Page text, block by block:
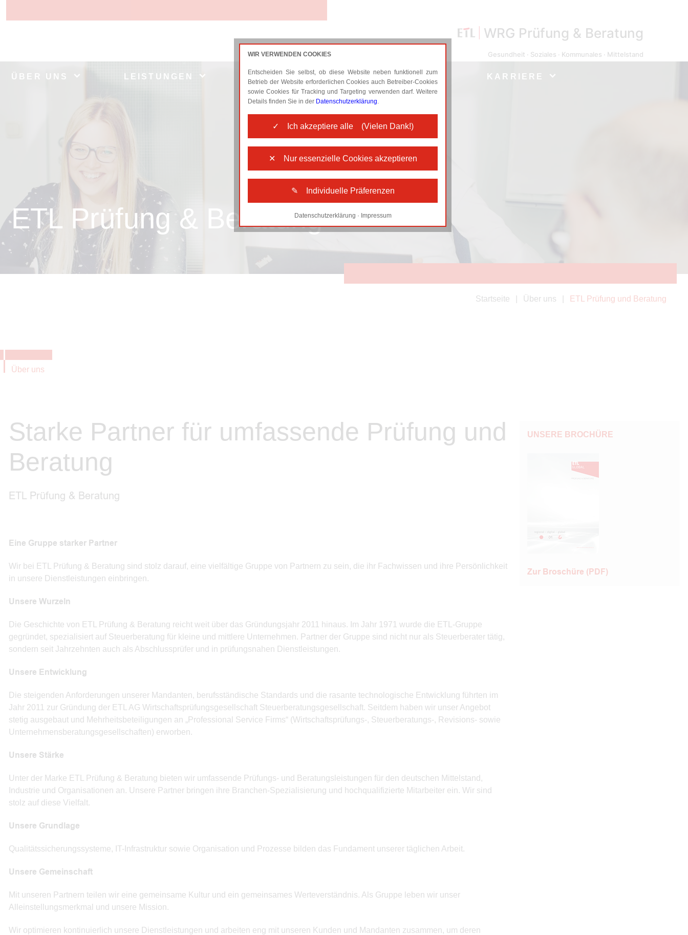
WRG Prüfung & Beratung
Gesundheit · Soziales · Kommunales · Mittelstand
ÜBER UNS LEISTUNGEN BRANCHEN AKTUELLES KARRIERE
ETL Prüfung & Beratung
Startseite Über uns ETL Prüfung und Beratung
Über uns
Starke Partner für umfassende Prüfung und
Beratung
ETL Prüfung & Beratung
Eine Gruppe starker Partner
Wir bei ETL Prüfung & Beratung sind stolz darauf, eine vielfältige Gruppe von Partnern zu sein, die ihr Fachwissen und ihre Persönlichkeit
in unsere Dienstleistungen einbringen.
Unsere Wurzeln
Die Geschichte von ETL Prüfung & Beratung reicht weit über das Gründungsjahr 2011 hinaus. Im Jahr 1971 wurde die ETL-Gruppe
gegründet, spezialisiert auf Steuerberatung für kleine und mittlere Unternehmen. Partner der Gruppe sind nicht nur als Steuerberater tätig,
sondern seit Jahrzehnten auch als Abschlussprüfer und in prüfungsnahen Dienstleistungen.
Unsere Entwicklung
Die steigenden Anforderungen unserer Mandanten, berufsständische Standards und die rasante technologische Entwicklung führten im
Jahr 2011 zur Gründung der ETL AG Wirtschaftsprüfungsgesellschaft Steuerberatungsgesellschaft. Seitdem haben wir unser Angebot
stetig ausgebaut und Mehrheitsbeteiligungen an „Professional Service Firms“ (Wirtschaftsprüfungs-, Steuerberatungs-, Revisions- sowie
Unternehmensberatungsgesellschaften) erworben.
Unsere Stärke
Unter der Marke ETL Prüfung & Beratung bieten wir umfassende Prüfungs- und Beratungsleistungen für den deutschen Mittelstand,
Industrie und Organisationen an. Unsere Partner bringen ihre Branchen-Spezialisierung und hochqualifizierte Mitarbeiter ein. Wir sind
stolz auf diese Vielfalt.
Unsere Grundlage
Qualitätssicherungssysteme, IT-Infrastruktur sowie Organisation und Prozesse bilden das Fundament unserer täglichen Arbeit.
Unsere Gemeinschaft
Mit unseren Partnern teilen wir eine gemeinsame Kultur und ein gemeinsames Werteverständnis. Als Gruppe leben wir unser
Alleinstellungsmerkmal und unsere Mission.
Wir optimieren kontinuierlich unsere Dienstleistungen und arbeiten eng mit unseren Kunden und Mandanten zusammen, um deren
UNSERE BROCHÜRE
Zur Broschüre (PDF)
WIR VERWENDEN COOKIES
Entscheiden Sie selbst, ob diese Website neben funktionell zum
Betrieb der Website erforderlichen Cookies auch Betreiber-Cookies
sowie Cookies für Tracking und Targeting verwenden darf. Weitere
Details finden Sie in der Datenschutzerklärung.
✓ Ich akzeptiere alle (Vielen Dank!)
✕ Nur essenzielle Cookies akzeptieren
✎ Individuelle Präferenzen
Notwendige Cookies
Datenschutzerklärung · Impressum